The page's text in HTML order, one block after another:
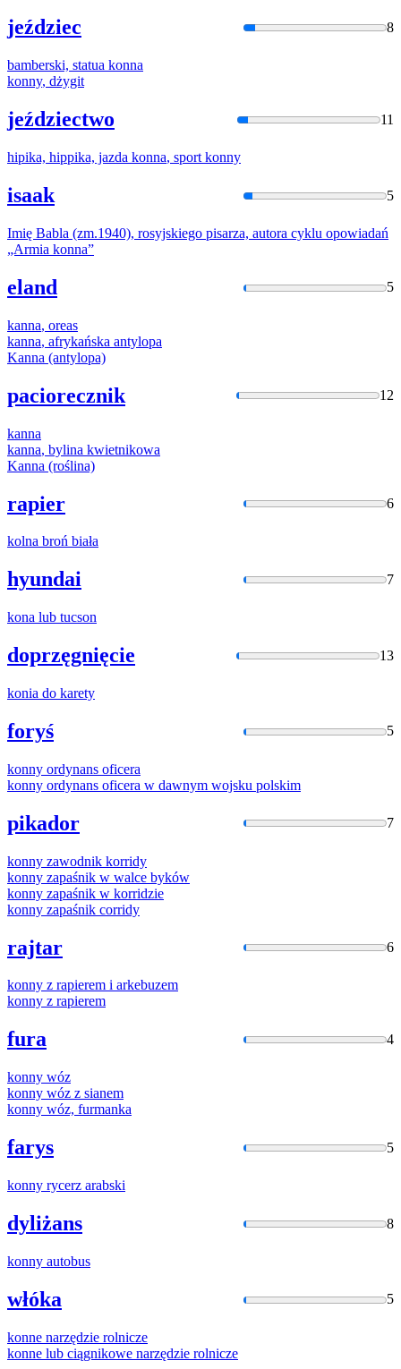
jeździec 8
bamberski, statua konna
konny, dżygit
jeździectwo 11
hipika, hippika, jazda konna, sport konny
isaak 5
Imię Babla (zm.1940), rosyjskiego pisarza, autora cyklu opowiadań
„Armia konna”
eland 5
kanna, oreas
kanna, afrykańska antylopa
Kanna (antylopa)
paciorecznik 12
kanna
kanna, bylina kwietnikowa
Kanna (roślina)
rapier 6
kolna broń biała
hyundai 7
kona lub tucson
doprzęgnięcie 13
konia do karety
foryś 5
konny ordynans oficera
konny ordynans oficera w dawnym wojsku polskim
pikador 7
konny zawodnik korridy
konny zapaśnik w walce byków
konny zapaśnik w korridzie
konny zapaśnik corridy
rajtar 6
konny z rapierem i arkebuzem
konny z rapierem
fura 4
konny wóz
konny wóz z sianem
konny wóz, furmanka
farys 5
konny rycerz arabski
dyliżans 8
konny autobus
włóka 5
konne narzędzie rolnicze
konne lub ciągnikowe narzędzie rolnicze